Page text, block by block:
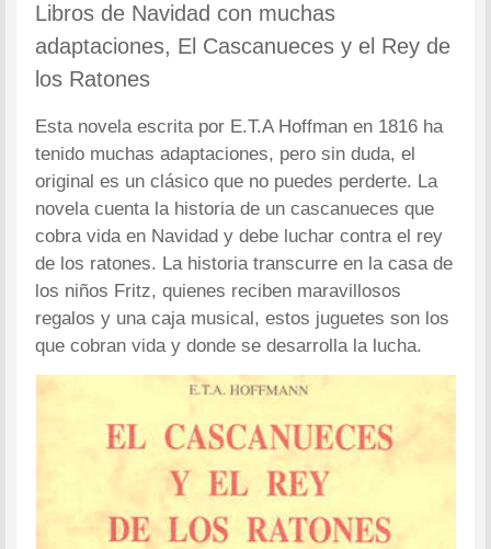
Libros de Navidad con muchas
adaptaciones, El Cascanueces y el Rey de
los Ratones
Esta novela escrita por E.T.A Hoffman en 1816 ha
tenido muchas adaptaciones, pero sin duda, el
original es un clásico que no puedes perderte. La
novela cuenta la historia de un cascanueces que
cobra vida en Navidad y debe luchar contra el rey
de los ratones. La historia transcurre en la casa de
los niños Fritz, quienes reciben maravillosos
regalos y una caja musical, estos juguetes son los
que cobran vida y donde se desarrolla la lucha.